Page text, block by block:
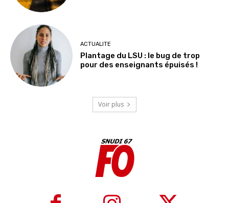
ACTUALITE
Plantage du LSU : le bug de trop
pour des enseignants épuisés !
Voir plus